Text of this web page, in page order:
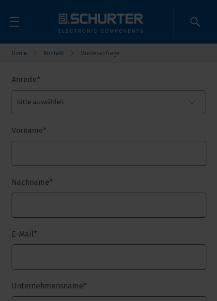
Home Kontakt Musteranfrage
Anrede*
Vorname*
Nachname*
E-Mail*
Unternehmensname*